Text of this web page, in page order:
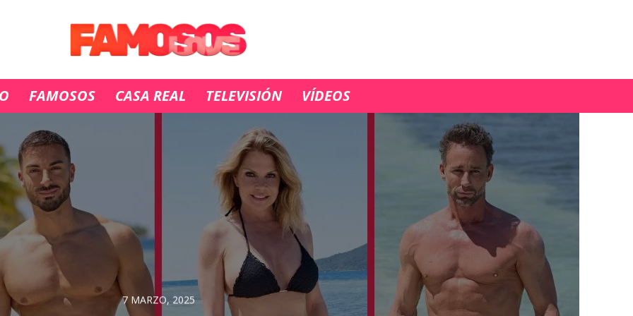
FAMOSOS CASA REAL TELEVISIÓN VÍDEOS
7 MARZO, 2025